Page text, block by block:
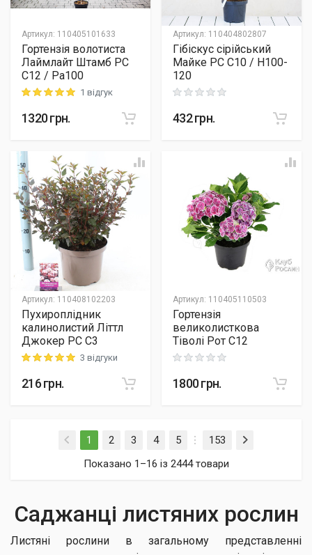
Артикул: 110405101633
Гортензія волотиста
Лаймлайт Штамб PC
C12 / Pa100
Rating: 5 out of 51 відгук
1320грн.
Артикул: 110404802807
Гібіскус сірійський
Майке PC C10 / H100-
120
Rating: 0 out of 5
432грн.
Артикул: 110408102203
Пухироплідник
калинолистий Літтл
Джокер PC C3
Rating: 5 out of 53 відгуки
216грн.
Артикул: 110405110503
Гортензія
великолисткова
Тіволі Рот C12
Rating: 0 out of 5
1800грн.
1 (current)
2 3 4 5
153
Показано 1–16 із 2444 товари
Саджанці листяних рослин
Листяні рослини в загальному представленні